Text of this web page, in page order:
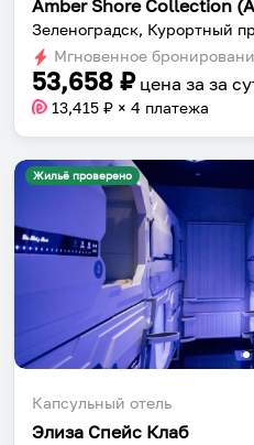
Зеленоградск, Курортный
Мгновенное
53,658 ₽ цена за за
13,415 ₽ × 4 платежа
Жильё проверено
Капсульный отель
Элиза Спейс Клаб
Собери
Сохраняй места,
компанию и
Установить